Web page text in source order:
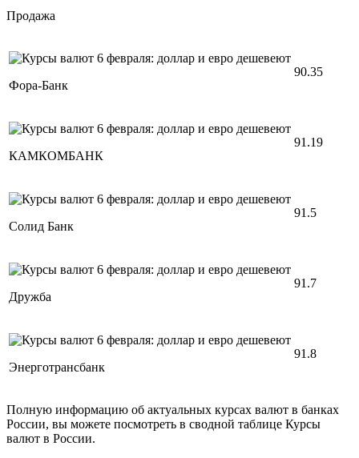
Продажа
Фора-Банк
90.35
КАМКОМБАНК
91.19
Солид Банк
91.5
Дружба
91.7
Энерготрансбанк
91.8
Полную информацию об актуальных курсах валют в банках
России, вы можете посмотреть в сводной таблице Курсы
валют в России.